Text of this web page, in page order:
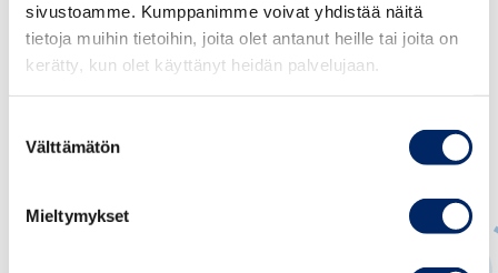
sivustoamme. Kumppanimme voivat yhdistää näitä
tietoja muihin tietoihin, joita olet antanut heille tai joita on
kerätty, kun olet käyttänyt heidän palvelujaan.
valinta
Välttämätön
Mieltymykset